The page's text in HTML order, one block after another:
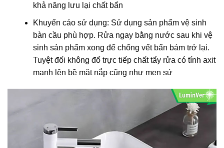
khả năng lưu lại chất bẩn
Khuyến cáo sử dụng: Sử dụng sản phẩm vệ sinh
bàn cầu phù hợp. Rửa ngay bằng nước sau khi vệ
sinh sản phẩm xong để chống vết bẩn bám trở lại.
Tuyệt đối không đổ trực tiếp chất tẩy rửa có tính axit
mạnh lên bề mặt nắp cũng như men sứ